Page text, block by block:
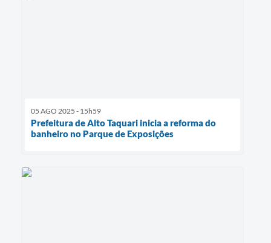
05 AGO 2025 - 15h59
Prefeitura de Alto Taquari inicia a reforma do
banheiro no Parque de Exposições